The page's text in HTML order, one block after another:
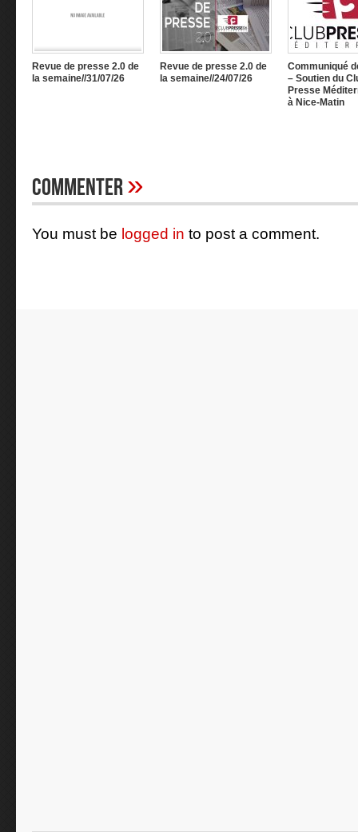
Revue de presse 2.0 de
la semaine//31/07/26
Revue de presse 2.0 de
la semaine//24/07/26
Communiqué
– Soutien du
Presse
à Nice-Matin
Commenter»
You must be logged in to post a comment.